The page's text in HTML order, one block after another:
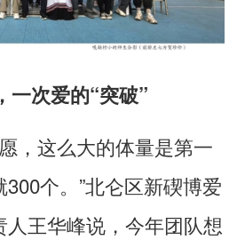
一次爱的“突破”
这么大的体量是第一
个。”北仑区新碶博爱
王华峰说，今年团队想